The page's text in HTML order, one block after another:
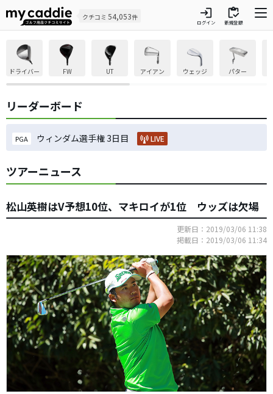
クチコミ 54,053件 login
ログイン
inventory
新規登録
ドライバー FW UT アイアン ウェッジ パター
リーダーボード
PGA ウィンダム選手権 3日目 LIVE
ツアーニュース
松山英樹はV予想10位、マキロイが1位 ウッズは欠場
更新日：2019/03/06 11:38
掲載日：2019/03/06 11:34